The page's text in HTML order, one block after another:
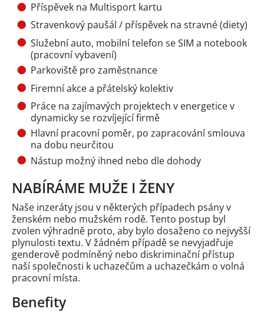
Příspěvek na Multisport kartu
Stravenkový paušál / příspěvek na stravné (diety)
Služební auto, mobilní telefon se SIM a notebook
(pracovní vybavení)
Parkoviště pro zaměstnance
Firemní akce a přátelský kolektiv
Práce na zajímavých projektech v energetice v
dynamicky se rozvíjející firmě
Hlavní pracovní poměr, po zapracování smlouva
na dobu neurčitou
Nástup možný ihned nebo dle dohody
NABÍRÁME MUŽE I ŽENY
Naše inzeráty jsou v některých případech psány v
ženském nebo mužském rodě. Tento postup byl
zvolen výhradně proto, aby bylo dosaženo co nejvyšší
plynulosti textu. V žádném případě se nevyjadřuje
genderově podmíněný nebo diskriminační přístup
naší společnosti k uchazečům a uchazečkám o volná
pracovní místa.
Benefity